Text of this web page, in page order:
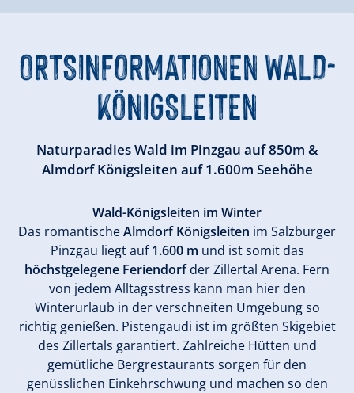
ORTSINFORMATIONENWALD-
KÖNIGSLEITEN
Naturparadies Wald im Pinzgau auf 850m &
Almdorf Königsleiten auf 1.600m Seehöhe
Wald-Königsleiten im Winter
Das romantischeAlmdorf Königsleiten im Salzburger
Pinzgau liegt auf1.600 m und ist somit das
höchstgelegene Feriendorfder Zillertal Arena. Fern
von jedem Alltagsstress kann man hier den
Winterurlaub in der verschneiten Umgebung so
richtig genießen. Pistengaudi ist im größten Skigebiet
des Zillertals garantiert. Zahlreiche Hütten und
gemütliche Bergrestaurants sorgen für den
genüsslichen Einkehrschwung und machen so den